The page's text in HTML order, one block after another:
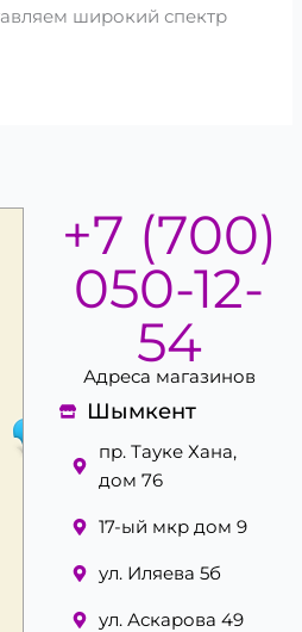
широкий спектр
+7 (700)
050-12-
54
Адреса магазинов
Шымкент
пр. Тауке Хана,
дом 76
17-ый мкр дом 9
ул. Иляева 5б
ул. Аскарова 49